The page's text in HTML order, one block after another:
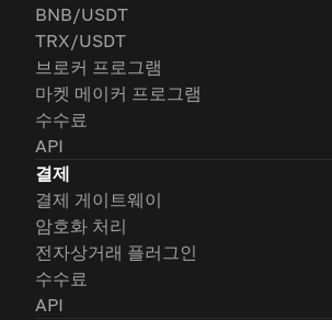
BNB/USDT
TRX/USDT
브로커 프로그램
마켓 메이커 프로그램
수수료
API
결제
결제 게이트웨이
암호화 처리
전자상거래 플러그인
수수료
API